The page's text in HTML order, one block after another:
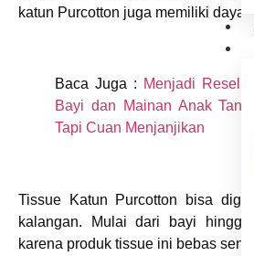
katun Purcotton juga memiliki daya
Baca Juga : Menjadi
Bayi dan Mainan Anak
Tapi Cuan Menjanjikan
Tissue Katun Purcotton bisa
kalangan. Mulai dari bayi hingga
karena produk tissue ini bebas